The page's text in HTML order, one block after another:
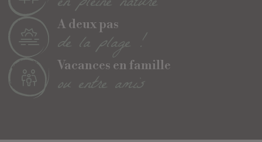
A deux pas
de la plage !
Vacances en famille
ou entre amis